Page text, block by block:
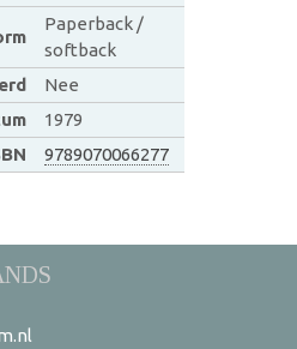
Paperback /
softback
Nee
1979
9789070066277